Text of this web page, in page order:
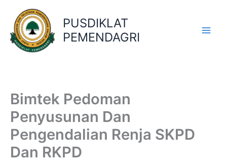
konten
PUSDIKLAT
PEMENDAGRI
Bimtek Pedoman
Penyusunan Dan
Pengendalian Renja SKPD
Dan RKPD